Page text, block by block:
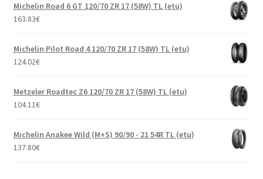
Michelin Road 6 GT 120/70 ZR 17 (58W) TL (etu)
163.83€
Michelin Pilot Road 4 120/70 ZR 17 (58W) TL (etu)
124.02€
Metzeler Roadtec Z6 120/70 ZR 17 (58W) TL (etu)
104.11€
Michelin Anakee Wild (M+S) 90/90 - 21 54R TL (etu)
137.80€